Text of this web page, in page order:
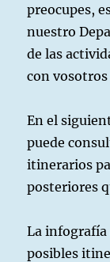
preocupes,
nuestro
de las
con
En el
puede
itinerarios
posteriores
La infografía
posibles